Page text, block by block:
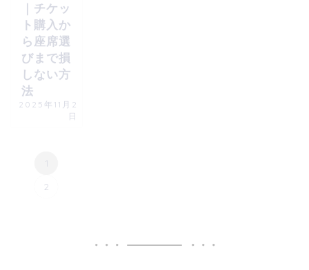
｜チケッ
ト購入か
ら座席選
びまで損
しない方
法
2025年11月2
日
1
2